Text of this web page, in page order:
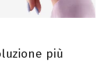
più